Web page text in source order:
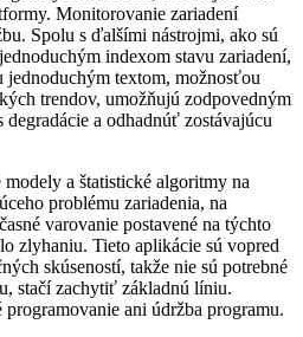
Monitorovanie zariadení
Spolu s ďalšími nástrojmi, ako sú
indexom stavu zariadení,
textom, možnosťou
trendov, umožňujú zodpovedným
a odhadnúť zostávajúcu
a štatistické algoritmy na
problému zariadenia, na
varovanie postavené na týchto
zlyhaniu. Tieto aplikácie sú vopred
skúseností, takže nie sú potrebné
stačí zachytiť základnú líniu.
ani údržba programu.